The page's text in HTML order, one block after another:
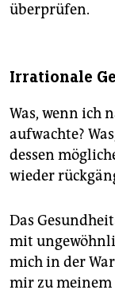
überprüfen.
Irrationale
Was, wenn ich
aufwachte?
dessen
wieder
Das
mit
mich in der
mir zu